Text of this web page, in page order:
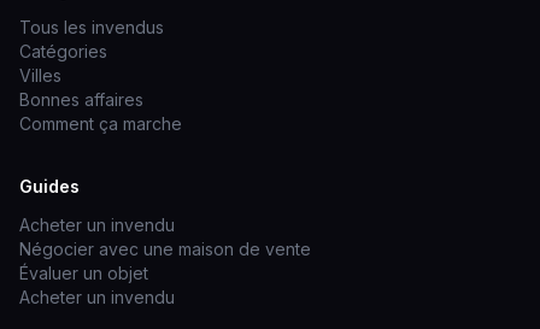
Tous les invendus
Catégories
Villes
Bonnes affaires
Comment ça marche
Guides
Acheter un invendu
Négocier avec une maison de vente
Évaluer un objet
Acheter un invendu